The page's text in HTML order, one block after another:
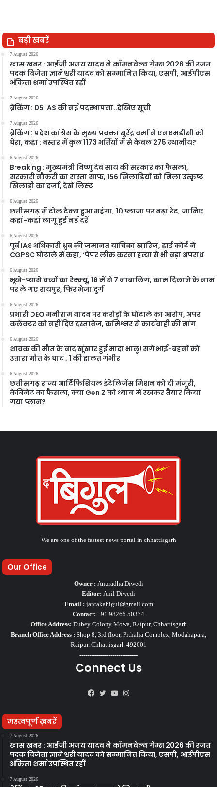
बड़ी खबरें
7 August 2026
खास खबर : आईजी अजय यादव ने कॉमनवेल्थ गेम्स 2026 की रजत
पदक विजेता ज्ञानेश्वरी यादव को सम्मानित किया, एसपी, आईपीएस
अंकिता शर्मा उपस्थित रहीं
7 August 2026
ब्रेकिंग : 05 IAS की नई पदस्थापना..देखिए सूची
7 August 2026
ब्रेकिंग : प्रदेश कांग्रेस के मुख्य प्रवक्ता सुरेंद्र वर्मा ने एनएमडीसी को
घेरा, कहा : बस्तर में कुल 1173 भर्तियों में से केवल 275 स्थानीय?
6 August 2026
Breaking : मुख्यमंत्री विष्णु देव साय की सरकार का फैसला,
सरकारी नौकरी का रास्ता साफ, 156 खिलाड़ियों को मिला उत्कृष्ट
खिलाड़ी का दर्जा, देखें लिस्‍ट
6 August 2026
छत्तीसगढ़ में टोल टैक्स हुआ महंगा, 10 प्लाजा पर बढ़ा रेट, जानिए
कहां-कहां लागू हुईं नई दरें
6 August 2026
पूर्व IAS अधिकारी ध्रुव की जमानत याचिका खारिज, हाई कोर्ट ने
CGPSC घोटाले में कहा, ‘पेपर लीक करना हत्या से भी बड़ा अपराध
6 August 2026
भूखे-प्यासे बच्चों का रेस्क्यू, 16 में से 7 नाबालिग, काम दिलाने के नाम
पर ले गए रायपुर, फिर भेजा दुर्ग
6 August 2026
प्रभारी DEO मनीराम यादव पर करोड़ों के घोटाले का आरोप, अपर
कलेक्टर को नहीं दिए दस्तावेज, कमिश्नर से कार्यवाही की मांग
6 August 2026
शावक की मौत के बाद खूंखार हुई मादा भालू! सगे भाई-बहनों को
उतारा मौत के घाट , 1 की हालत गंभीर
6 August 2026
छत्तीसगढ़ राज्य आर्टिफिशियल इंटेलिजेंस मिशन को दी मंजूरी,
केबिनेट का फैसला, क्या Gen Z को ध्यान में रखकर तैयार किया
गया प्लान?
We are one of the fastest news portal in chhattisgarh
Our Office
Owner : Anuradha Diwedi
Editor: Anil Diwedi
Email : jantakabigul@gmail.com
Contact: +91 98265 50374
Office Address: Dubey Colony Mowa, Raipur, Chhattisgarh
Branch Office Address : Shop 8, 3rd floor, Pithalia Complex, Modahapara,
Raipur. Chhattisgarh 492001
------------------------------
Connect Us
Facebook
TwitterYouTube
महत्वपूर्ण ख़बरें
7 August 2026
खास खबर : आईजी अजय यादव ने कॉमनवेल्थ गेम्स 2026 की रजत
पदक विजेता ज्ञानेश्वरी यादव को सम्मानित किया, एसपी, आईपीएस
अंकिता शर्मा उपस्थित रहीं
7 August 2026